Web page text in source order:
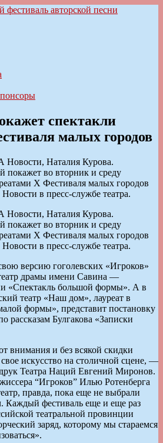
песни
спектакли
малых городов
Наталия Курова.
покажет во вторник и среду
Х Фестиваля малых городов
в пресс-службе театра.
Наталия Курова.
покажет во вторник и среду
Х Фестиваля малых городов
в пресс-службе театра.
версию гоголевских «Игроков»
драмы имени Савина —
«Спектакль большой формы». А в
театр «Наш дом», лауреат в
формы», представит постановку
рассказам Булгакова «Записки
внимания и без всякой скидки
искусство на столичной сцене, —
Театра Наций Евгений Миронов.
“Игроков” Илью Ротенберга
правда, пока еще не выбрали
Каждый фестиваль еще и еще раз
театральной провинции
заряд, которому мы стараемся